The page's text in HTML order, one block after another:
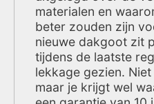
materialen en
beter zouden zijn
nieuwe dakgoot zit
tijdens de laatste
lekkage gezien.
maar je krijgt wel